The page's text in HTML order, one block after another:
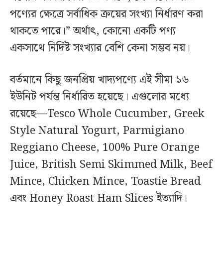
পণ্যের ক্ষেত্রে সর্বাধিক ক্রয়ের সংখ্যা নির্ধারণ করা
থাকতে পারে।” অর্থাৎ, কোনো একটি পণ্য
একসাথে নির্দিষ্ট সংখ্যার বেশি কেনা সম্ভব নয়।
বর্তমানে কিছু জনপ্রিয় খাদ্যপণ্যে এই সীমা ১৬
ইউনিট পর্যন্ত নির্ধারিত হয়েছে। এগুলোর মধ্যে
রয়েছে—Tesco Whole Cucumber, Greek
Style Natural Yogurt, Parmigiano
Reggiano Cheese, 100% Pure Orange
Juice, British Semi Skimmed Milk, Beef
Mince, Chicken Mince, Toastie Bread
এবং Honey Roast Ham Slices ইত্যাদি।